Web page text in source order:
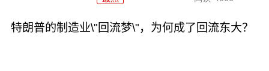
特朗普的制造业\"回流梦\"，为何成了回流东大？